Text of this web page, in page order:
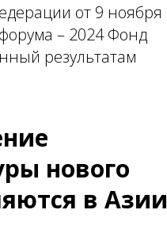
от 9 ноября
– 2024 Фонд
результатам
нового
в Азии